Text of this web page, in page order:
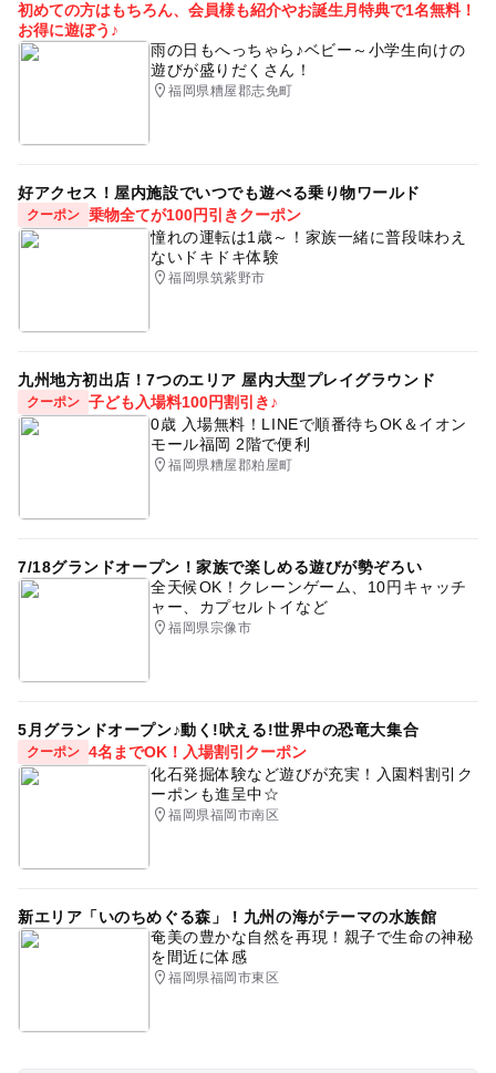
初めての方はもちろん、会員様も紹介やお誕生月特典で1名無料！
お得に遊ぼう♪
雨の日もへっちゃら♪ベビー～小学生向けの
遊びが盛りだくさん！
福岡県糟屋郡志免町
好アクセス！屋内施設でいつでも遊べる乗り物ワールド
クーポン 乗物全てが100円引きクーポン
憧れの運転は1歳～！家族一緒に普段味わえ
ないドキドキ体験
福岡県筑紫野市
九州地方初出店！7つのエリア 屋内大型プレイグラウンド
クーポン 子ども入場料100円割引き♪
0歳 入場無料！LINEで順番待ちOK＆イオン
モール福岡 2階で便利
福岡県糟屋郡粕屋町
7/18グランドオープン！家族で楽しめる遊びが勢ぞろい
全天候OK！クレーンゲーム、10円キャッチ
ャー、カプセルトイなど
福岡県宗像市
5月グランドオープン♪動く!吠える!世界中の恐竜大集合
クーポン 4名までOK！入場割引クーポン
化石発掘体験など遊びが充実！入園料割引ク
ーポンも進呈中☆
福岡県福岡市南区
新エリア「いのちめぐる森」！九州の海がテーマの水族館
奄美の豊かな自然を再現！親子で生命の神秘
を間近に体感
福岡県福岡市東区